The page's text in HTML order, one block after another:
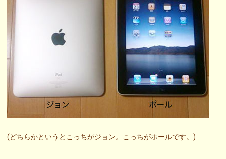
(どちらかというとこっちがジョン。こっちがポールです。)